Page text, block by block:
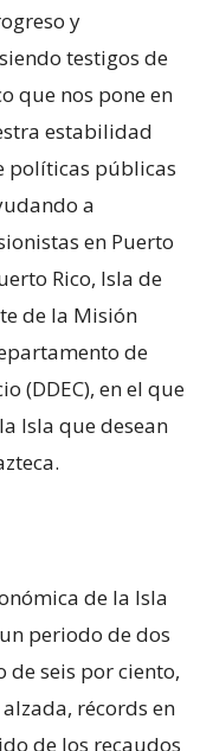
y
testigos de
que nos pone en
estabilidad
políticas públicas
a
en Puerto
Rico, Isla de
de la Misión
de
(DDEC), en el que
Isla que desean
de la Isla
periodo de dos
de seis por ciento,
récords en
de los recaudos